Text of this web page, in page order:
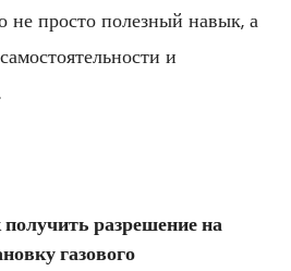
не просто полезный навык, а
и
разрешение на
газового